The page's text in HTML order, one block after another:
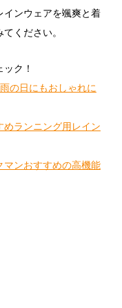
ンウェアを颯爽と着
ください。
ク！
の日にもおしゃれに
ランニング用レイン
ンおすすめの高機能